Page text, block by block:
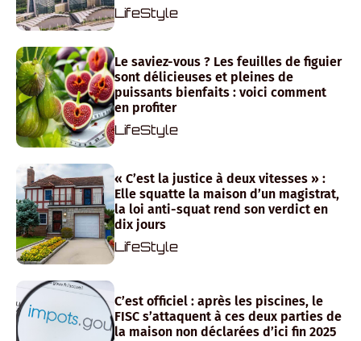
LifeStyle
Le saviez-vous ? Les feuilles de figuier
sont délicieuses et pleines de
puissants bienfaits : voici comment
en profiter
LifeStyle
« C’est la justice à deux vitesses » :
Elle squatte la maison d’un magistrat,
la loi anti-squat rend son verdict en
dix jours
LifeStyle
C’est officiel : après les piscines, le
FISC s’attaquent à ces deux parties de
la maison non déclarées d’ici fin 2025